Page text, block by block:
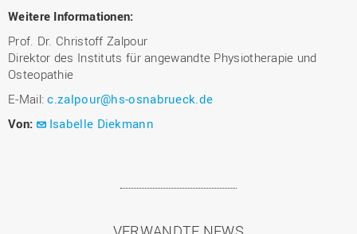
Weitere Informationen:
Prof. Dr. Christoff Zalpour
Direktor des Instituts für angewandte Physiotherapie und
Osteopathie
E-Mail:c.zalpour@hs-osnabrueck.de
Von:
Isabelle Diekmann